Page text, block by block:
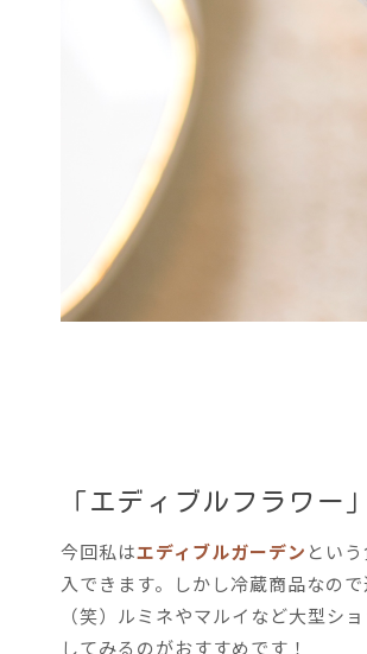
「エディブルフラワー
今回私はエディブルガーデン とい
入できます。しかし冷蔵商品なの
（笑）ルミネやマルイなど大型シ
してみるのがおすすめです！